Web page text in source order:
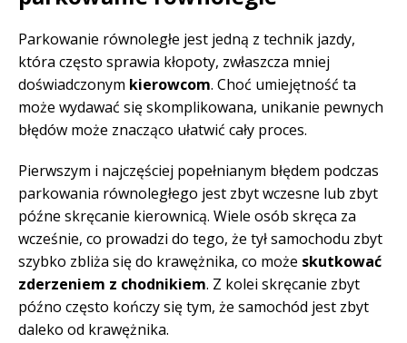
Parkowanie równoległe jest jedną z technik jazdy,
która często sprawia kłopoty, zwłaszcza mniej
doświadczonym kierowcom. Choć umiejętność ta
może wydawać się skomplikowana, unikanie pewnych
błędów może znacząco ułatwić cały proces.
Pierwszym i najczęściej popełnianym błędem podczas
parkowania równoległego jest zbyt wczesne lub zbyt
późne skręcanie kierownicą. Wiele osób skręca za
wcześnie, co prowadzi do tego, że tył samochodu zbyt
szybko zbliża się do krawężnika, co może skutkować
zderzeniem z chodnikiem. Z kolei skręcanie zbyt
późno często kończy się tym, że samochód jest zbyt
daleko od krawężnika.